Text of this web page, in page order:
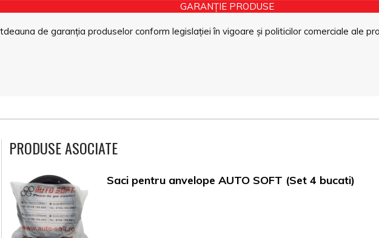
GARANȚIE PRODUSE
de garanția produselor conform legislației în vigoare și politicilor comerciale ale
PRODUSE ASOCIATE
Saci pentru anvelope AUTO SOFT (Set 4 bucati)